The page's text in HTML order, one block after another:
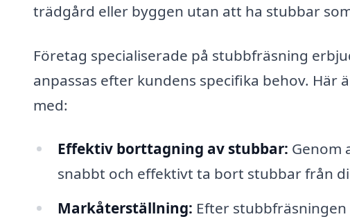
trädgård eller byggen utan att ha stubbar
Företag specialiserade på stubbfräsning
anpassas efter kundens specifika behov. Här
med:
Effektiv borttagning av stubbar: Genom
snabbt och effektivt ta bort stubbar från
Markåterställning: Efter